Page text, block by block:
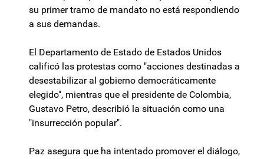
su primer tramo de mandato no está respondiendo
a sus demandas.
El Departamento de Estado de Estados Unidos
calificó las protestas como "acciones destinadas a
desestabilizar al gobierno democráticamente
elegido", mientras que el presidente de Colombia,
Gustavo Petro, describió la situación como una
"insurrección popular".
Paz asegura que ha intentado promover el diálogo,